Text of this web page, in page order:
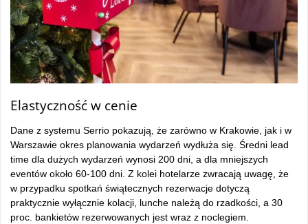
Elastyczność w cenie
Dane z systemu Serrio pokazują, że zarówno w Krakowie, jak i w
Warszawie okres planowania wydarzeń wydłuża się. Średni lead
time dla dużych wydarzeń wynosi 200 dni, a dla mniejszych
eventów około 60-100 dni. Z kolei hotelarze zwracają uwagę, że
w przypadku spotkań świątecznych rezerwacje dotyczą
praktycznie wyłącznie kolacji, lunche należą do rzadkości, a 30
proc. bankietów rezerwowanych jest wraz z noclegiem.